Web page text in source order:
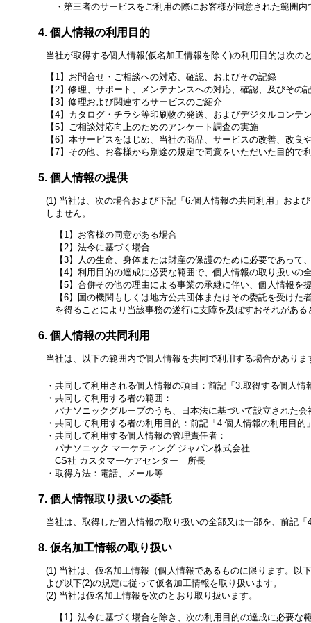
第三者のサービスをご利用の際にお客様が同意された範囲
個人情報の利用目的
当社が取得する個人情報(仮名加工情報を除く)の利用目的は次の
お問合せ・ご相談への対応、確認、およびその記録
修理、サポート、メンテナンスへの対応、確認、及びその
修理および関連するサービスのご紹介
カタログ・チラシ等印刷物の発送、およびデジタルコンテ
ご相談対応向上のためのアンケート調査の実施
本サービスをはじめ、当社の商品、サービスの改善、改良
その他、お客様から別途の規定で同意をいただいた目的で
個人情報の提供
当社は、次の場合および下記「6.個人情報の共同利用」およ
しません。
お客様の同意がある場合
法令に基づく場合
人の生命、身体または財産の保護のために必要であって
利用目的の達成に必要な範囲で、個人情報の取り扱いの
合併その他の理由による事業の承継に伴い、個人情報を
国の機関もしくは地方公共団体またはその委託を受けた
を得ることにより当該事務の遂行に支障を及ぼすおそれがある
個人情報の共同利用
当社は、以下の範囲内で個人情報を共同で利用する場合がありま
共同して利用される個人情報の項目：前記「3.取得する個人情
共同して利用する者の範囲：
パナソニックグループのうち、日本法に基づいて設立された会
共同して利用する者の利用目的：前記「4.個人情報の利用目
共同して利用する個人情報の管理責任者：
パナソニック マーケティング ジャパン株式会社
CS社 カスタマーケアセンター 所長
取得方法：電話、メール等
個人情報取り扱いの委託
当社は、取得した個人情報の取り扱いの全部又は一部を、前記
仮名加工情報の取り扱い
当社は、仮名加工情報（個人情報であるものに限ります。以
よび以下(2)の規定に従って仮名加工情報を取り扱います。
当社は仮名加工情報を次のとおり取り扱います。
法令に基づく場合を除き、次の利用目的の達成に必要な